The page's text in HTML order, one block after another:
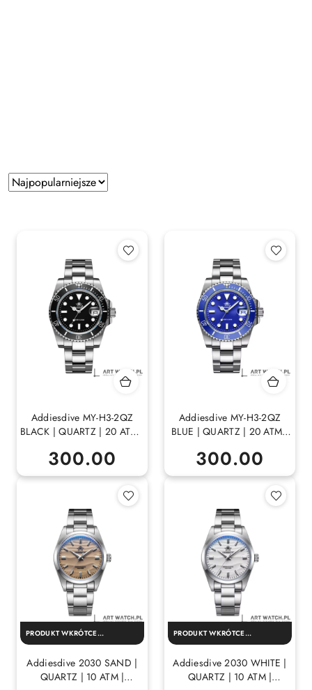
Zastosowano
sortowanie:
Sortuj
według
Addiesdive MY-H3-2QZ
BLACK | QUARTZ | 20 ATM |
Cena:
300.00
Addiesdive MY-H3-2QZ
BLUE | QUARTZ | 20 ATM |
Cena:
300.00
Addiesdive 2030 SAND |
QUARTZ | 10 ATM |
PRODUKT WKRÓTCE
DOSTĘPNY!
Addiesdive 2030 WHITE |
QUARTZ | 10 ATM |
PRODUKT WKRÓTCE
DOSTĘPNY!